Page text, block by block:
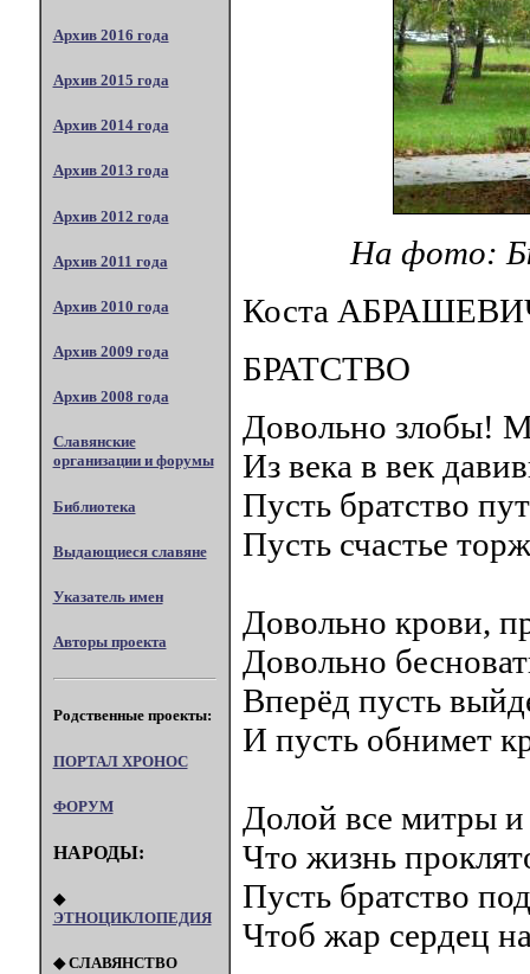
Архив 2016 года
Архив 2015 года
Архив 2014 года
Архив 2013 года
Архив 2012 года
Архив 2011 года
Архив 2010 года
Архив 2009 года
Архив 2008 года
Славянские
организации и форумы
Библиотека
Выдающиеся славяне
Указатель имен
Авторы проекта
Родственные проекты:
ПОРТАЛ XPOHOC
ФОРУМ
НАРОДЫ:
◆
ЭТНОЦИКЛОПЕДИЯ
◆ СЛАВЯНСТВО
На фото:
Коста
БРАТСТВО
Довольно злобы!
Из века в век
Пусть братство
Пусть счастье
Довольно крови,
Довольно
Вперёд пусть
И пусть обнимет
Долой все митры
Что жизнь
Пусть братство
Чтоб жар сердец